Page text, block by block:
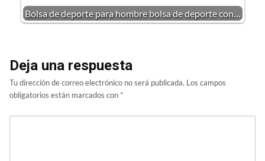
Bolsa de deporte para hombre bolsa de deporte con…
Deja una respuesta
Tu dirección de correo electrónico no será publicada. Los campos
obligatorios están marcados con *